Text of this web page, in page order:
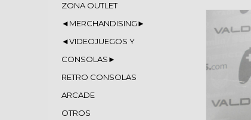
ZONA OUTLET
◄MERCHANDISING►
◄VIDEOJUEGOS Y
CONSOLAS►
RETRO CONSOLAS
ARCADE
OTROS